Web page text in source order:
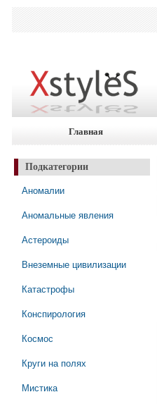
Главная
Подкатегории
Аномалии
Аномальные явления
Астероиды
Внеземные цивилизации
Катастрофы
Конспирология
Космос
Круги на полях
Мистика